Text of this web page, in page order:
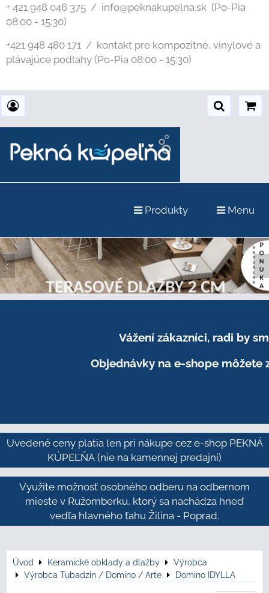
+ 421 948 046 375 / info@peknakupelna.sk (Po-Pia
08:00 - 15:30)
+421 948 480 171 / kontakt pre kompozitné, vinylové a
plávajúce podlahy (Po-Pia 08:00 - 15:30)
Produkty Menu
Vážení zákazníci, radi by
Objednávky na e-shope môžete
Uvedené ceny platia len pri nákupe cez e-shop PEKNÁ
KÚPEĽŇA (nie na kamennej predajni)
Využite možnosť osobného odberu na odbernom
mieste v Ružomberku, ktorý sa nachádza hneď
vedľa hlavného ťahu Žilina - Poprad.
Úvod Keramické obklady a dlažby
Výrobca
Výrobca Tubadzin / Domino / Arte
Domino IDYLLA